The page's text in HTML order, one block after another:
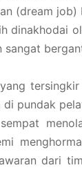
(dream
dinakhodai
pundak
dari